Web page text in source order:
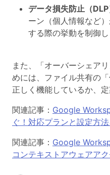
データ損失防止（DLP
ーン（個人情報など
する際の挙動を制御し
また、「オーバーシェア
めには、ファイル共有の
正しく機能しているか、
関連記事： Google
ぐ！対応プランと設定方
関連記事： Google
コンテキストアウェアア